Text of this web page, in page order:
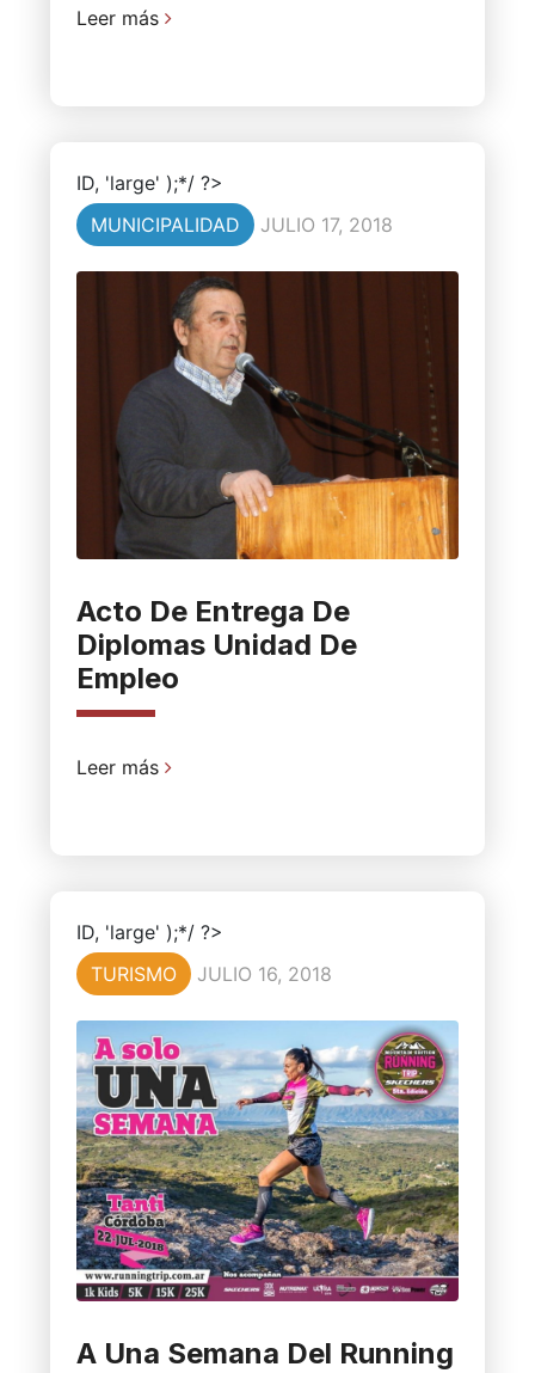
Leer más
ID, 'large' );*/ ?>
MUNICIPALIDAD
JULIO 17, 2018
Acto De Entrega De
Diplomas Unidad De
Empleo
Leer más
ID, 'large' );*/ ?>
TURISMO
JULIO 16, 2018
A Una Semana Del Running